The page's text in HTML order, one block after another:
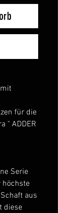
für die
" ADDER
Serie
höchste
aus
diese